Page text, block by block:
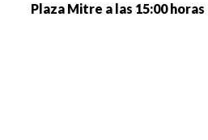
Plaza Mitre a las 15:00 horas